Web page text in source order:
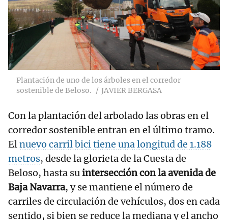
Plantación de uno de los árboles en el corredor
sostenible de Beloso.
JAVIER BERGASA
Con la plantación del arbolado las obras en el
corredor sostenible entran en el último tramo.
Elnuevo carril bici tiene una longitud de 1.188
metros, desde la glorieta de la Cuesta de
Beloso, hasta suintersección con la avenida de
Baja Navarra, y se mantiene el número de
carriles de circulación de vehículos, dos en cada
sentido, si bien se reduce la mediana y el ancho